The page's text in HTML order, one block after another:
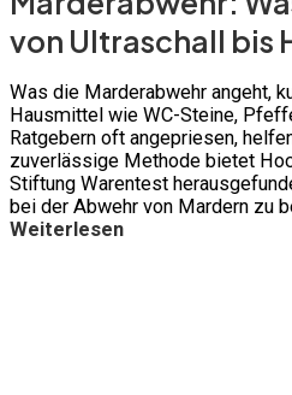
von Ultraschall bis
Was die Marderabwehr angeht,
Hausmittel wie WC-Steine,
Ratgebern oft angepriesen,
zuverlässige Methode bietet
Stiftung Warentest
bei der Abwehr von Mardern zu
Weiterlesen